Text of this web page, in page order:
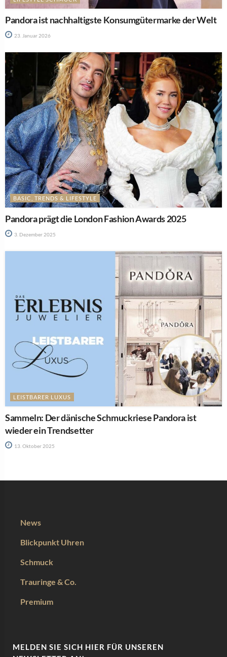
Pandora ist nachhaltigste Konsumgütermarke der Welt
23. Januar 2026
BASIC, TRENDS & LIFESTYLE
Pandora prägt die London Fashion Awards 2025
3. Dezember 2025
LEISTBARER LUXUS
Sammeln: Der dänische Schmuckriese Pandora ist
wieder ein Trendsetter
13. Oktober 2025
News
Blickpunkt Uhren
Schmuck
Trauringe & Co.
Premium
MELDEN SIE SICH HIER FÜR UNSEREN